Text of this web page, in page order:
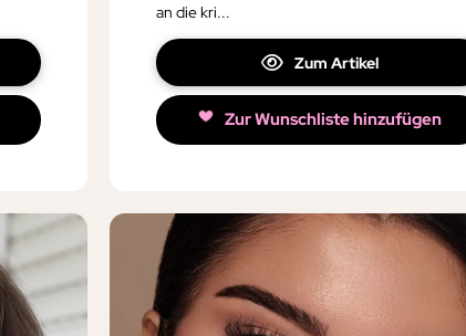
an die kri...
Zum Artikel
Zur Wunschliste hinzufügen